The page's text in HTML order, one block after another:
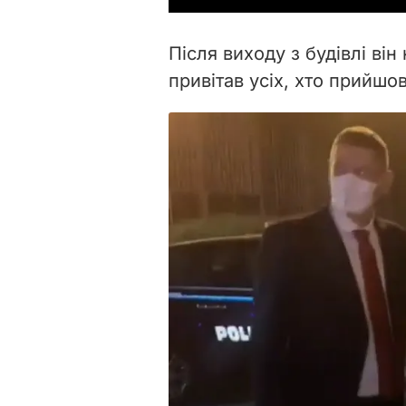
Після виходу з будівлі
привітав усіх, хто